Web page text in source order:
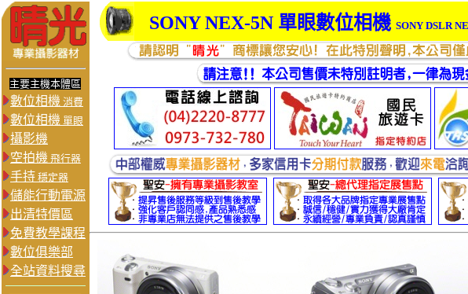
SONYNEX-5N 單眼數位相機 SONY DSLR
主要主機本體區
數位相機 消費
數位相機 單眼
攝影機
空拍機 飛行器
手持 穩定器
儲能行動電源
出清特價區
免費教學課程
數位俱樂部
全站資料搜尋